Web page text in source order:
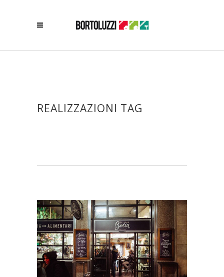
REALIZZAZIONI TAG